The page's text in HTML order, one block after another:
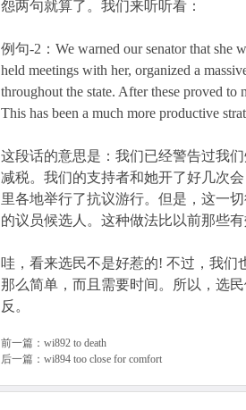
怨两句就算了。我们来听听看：
例句-2：We warned our senator that she
held meetings with her, organized a
throughout the state. After these proved
This has been a much more productive
这段话的意思是：我们已经警告过我
减税。我们的支持者和她开了好几次
里各地举行了抗议游行。但是，这一
的议员候选人。这种做法比以前那些有
哇，看来选民不是好惹的! 不过，我
那么简单，而且需要时间。所以，选
反。
前一篇： wi892 to death
后一篇： wi894 too close for comfort